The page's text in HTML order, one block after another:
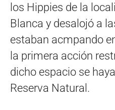
los Hippies de la
Blanca y desalojó a
estaban acmpando
la primera acción
dicho espacio se
Reserva Natural.